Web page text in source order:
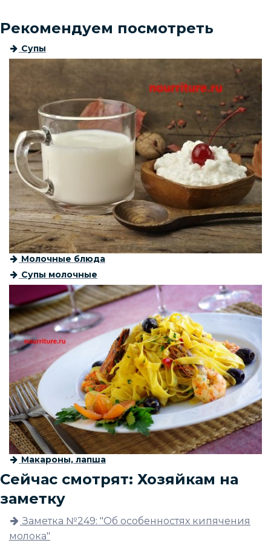
Рекомендуем посмотреть
Супы
Молочные блюда
Супы молочные
Макароны, лапша
Сейчас смотрят: Хозяйкам на
заметку
Заметка №249: "Об особенностях кипячения
молока"